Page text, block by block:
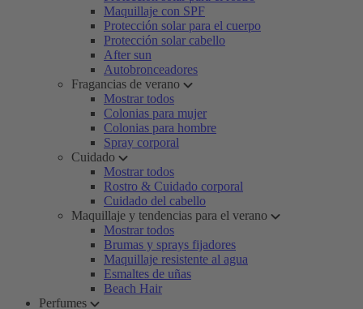
Maquillaje con SPF
Protección solar para el cuerpo
Protección solar cabello
After sun
Autobronceadores
Fragancias de verano
Mostrar todos
Colonias para mujer
Colonias para hombre
Spray corporal
Cuidado
Mostrar todos
Rostro & Cuidado corporal
Cuidado del cabello
Maquillaje y tendencias para el verano
Mostrar todos
Brumas y sprays fijadores
Maquillaje resistente al agua
Esmaltes de uñas
Beach Hair
Perfumes